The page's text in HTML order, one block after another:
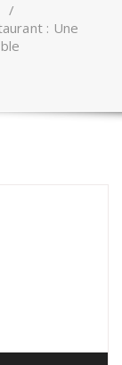
/
: Une